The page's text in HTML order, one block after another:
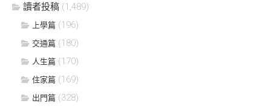
讀者投稿 (1,489)
上學篇 (196)
交通篇 (180)
人生篇 (170)
住家篇 (169)
出門篇 (328)